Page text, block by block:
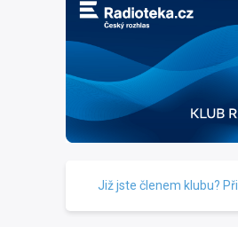
Již jste členem klubu?